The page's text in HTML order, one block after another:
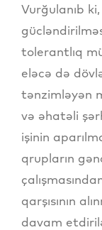
Vurğulanıb
tolerantlıq
eləcə də
tənzimləyən
və əhatəli
işinin
qrupların
qarşısının
davam